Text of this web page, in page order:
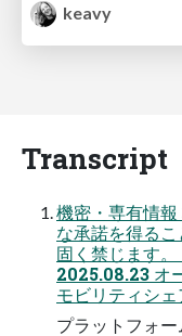
keavy
Transcript
機密・専有情
な承諾を得る
固く禁じます
2025.08.23 オ
モビリティシ
プラットフォ